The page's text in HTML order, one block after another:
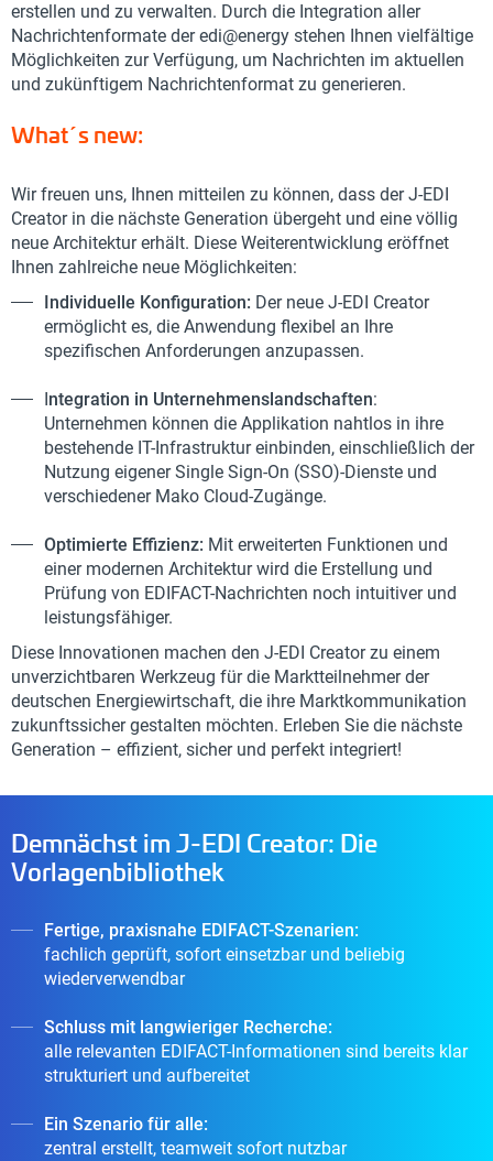
erstellen und zu verwalten. Durch die Integration aller
Nachrichtenformate der edi@energy stehen Ihnen vielfältige
Möglichkeiten zur Verfügung, um Nachrichten im aktuellen
und zukünftigem Nachrichtenformat zu generieren.
What´s new:
Wir freuen uns, Ihnen mitteilen zu können, dass der J-EDI
Creator in die nächste Generation übergeht und eine völlig
neue Architektur erhält. Diese Weiterentwicklung eröffnet
Ihnen zahlreiche neue Möglichkeiten:
Individuelle Konfiguration: Der neue J-EDI Creator
ermöglicht es, die Anwendung flexibel an Ihre
spezifischen Anforderungen anzupassen.
Integration in Unternehmenslandschaften:
Unternehmen können die Applikation nahtlos in ihre
bestehende IT-Infrastruktur einbinden, einschließlich der
Nutzung eigener Single Sign-On (SSO)-Dienste und
verschiedener Mako Cloud-Zugänge.
Optimierte Effizienz: Mit erweiterten Funktionen und
einer modernen Architektur wird die Erstellung und
Prüfung von EDIFACT-Nachrichten noch intuitiver und
leistungsfähiger.
Diese Innovationen machen den J-EDI Creator zu einem
unverzichtbaren Werkzeug für die Marktteilnehmer der
deutschen Energiewirtschaft, die ihre Marktkommunikation
zukunftssicher gestalten möchten. Erleben Sie die nächste
Generation – effizient, sicher und perfekt integriert!
Demnächst im J-EDI Creator: Die
Vorlagenbibliothek
Fertige, praxisnahe EDIFACT-Szenarien:
fachlich geprüft, sofort einsetzbar und beliebig
wiederverwendbar
Schluss mit langwieriger Recherche:
alle relevanten EDIFACT-Informationen sind bereits klar
strukturiert und aufbereitet
Ein Szenario für alle:
zentral erstellt, teamweit sofort nutzbar